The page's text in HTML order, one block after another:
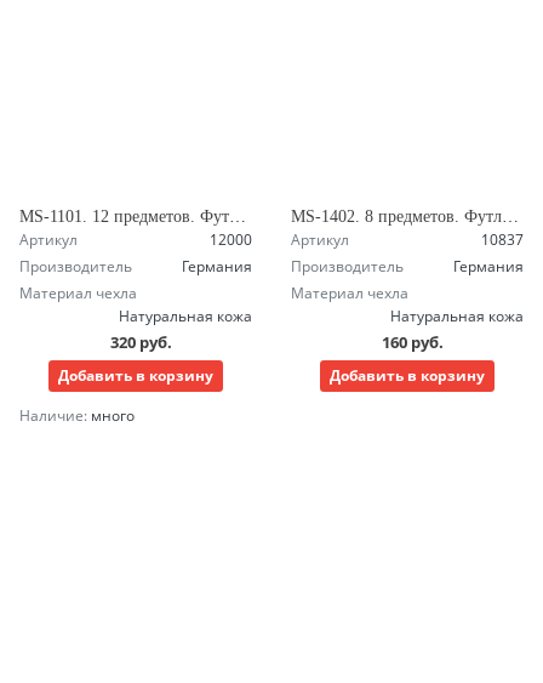
Артикул
12000
Производитель
Германия
Материал чехла
Натуральная кожа
320 руб.
Добавить в корзину
Наличие: много
Артикул
10837
Производитель
Германия
Материал чехла
Натуральная кожа
160 руб.
Добавить в корзину